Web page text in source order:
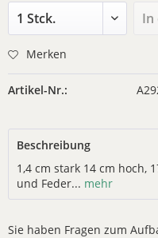
Merken
Artikel-Nr.:
Beschreibung
1,4 cm stark 14 cm hoch,
und Feder... mehr
Sie haben Fragen zum